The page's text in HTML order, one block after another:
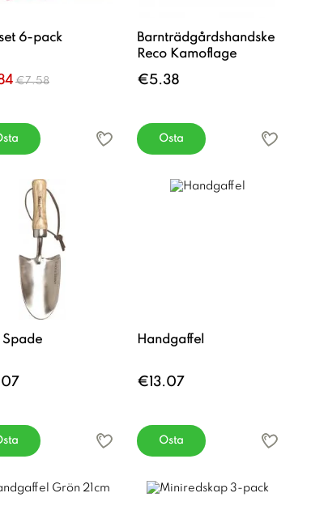
6-pack
€7.58
Barnträdgårdshandske
Reco Kamoflage
€5.38
Osta
Spade Handgaffel
€13.07
Osta